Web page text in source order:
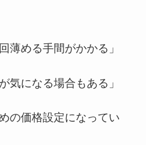
薄める手間がかかる」
気になる場合もある」
の価格設定になってい